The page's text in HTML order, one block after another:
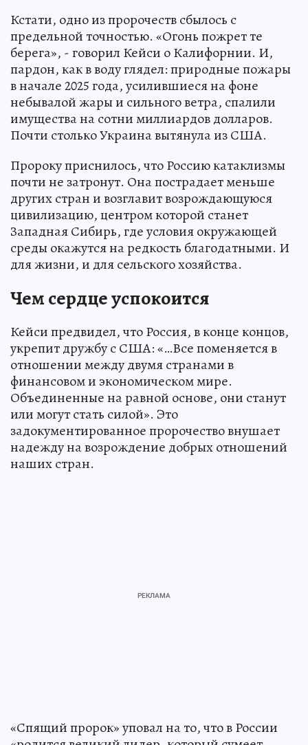
Кстати, одно из пророчеств сбылось с
предельной точностью. «Огонь пожрет те
берега», - говорил Кейси о Калифорнии. И,
пардон, как в воду глядел: природные пожары
в начале 2025 года, усилившиеся на фоне
небывалой жары и сильного ветра, спалили
имущества на сотни миллиардов долларов.
Почти столько Украина вытянула из США.
Пророку приснилось, что Россию катаклизмы
почти не затронут. Она пострадает меньше
других стран и возглавит возрождающуюся
цивилизацию, центром которой станет
Западная Сибирь, где условия окружающей
среды окажутся на редкость благодатными. И
для жизни, и для сельского хозяйства.
Чем сердце успокоится
Кейси предвидел, что Россия, в конце концов,
укрепит дружбу с США: «…Все поменяется в
отношении между двумя странами в
финансовом и экономическом мире.
Объединенные на равной основе, они станут
или могут стать силой». Это
задокументированное пророчество внушает
надежду на возрождение добрых отношений
наших стран.
«Спящий пророк» уповал на то, что в России